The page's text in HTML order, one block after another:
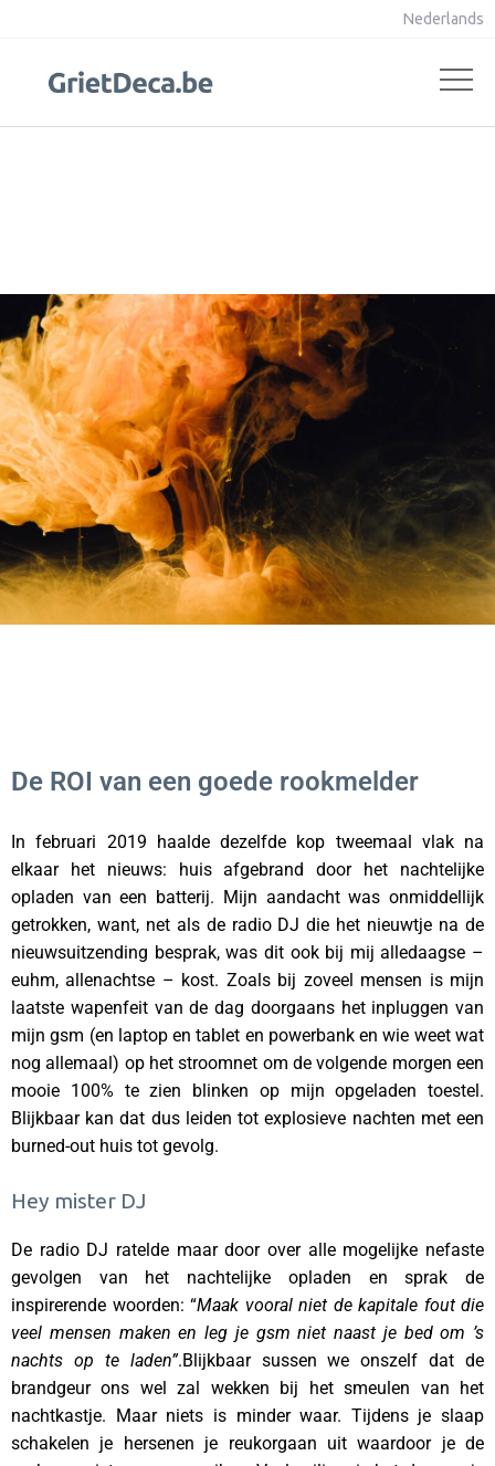
Nederlands
De ROI van een goede rookmelder
In februari 2019 haalde dezelfde kop tweemaal vlak na
elkaar het nieuws: huis afgebrand door het nachtelijke
opladen van een batterij. Mijn aandacht was onmiddellijk
getrokken, want, net als de radio DJ die het nieuwtje na de
nieuwsuitzending besprak, was dit ook bij mij alledaagse –
euhm, allenachtse – kost. Zoals bij zoveel mensen is mijn
laatste wapenfeit van de dag doorgaans het inpluggen van
mijn gsm (en laptop en tablet en powerbank en wie weet wat
nog allemaal) op het stroomnet om de volgende morgen een
mooie 100% te zien blinken op mijn opgeladen toestel.
Blijkbaar kan dat dus leiden tot explosieve nachten met een
burned-out huis tot gevolg.
Hey mister DJ
De radio DJ ratelde maar door over alle mogelijke nefaste
gevolgen van het nachtelijke opladen en sprak de
inspirerende woorden: “Maak vooral niet de kapitale fout die
veel mensen maken en leg je gsm niet naast je bed om ’s
nachts op te laden”.Blijkbaar sussen we onszelf dat de
brandgeur ons wel zal wekken bij het smeulen van het
nachtkastje. Maar niets is minder waar. Tijdens je slaap
schakelen je hersenen je reukorgaan uit waardoor je de